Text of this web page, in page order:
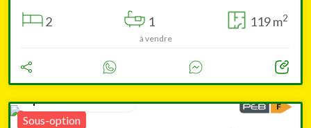
2 1 119 m2
à vendre
Sous-option
à partir de 299 000 €